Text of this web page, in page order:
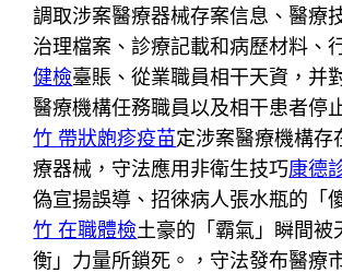
調取涉案醫療器械存案信息、醫療
治理檔案、診療記載和病歷材料、
健檢臺賬、從業職員相干天資，并
醫療機構任務職員以及相干患者停
竹 帶狀皰疹疫苗定涉案醫療機構存
療器械，守法應用非衛生技巧康德
偽宣揚誤導、招徠病人張水瓶的「
竹 在職體檢土豪的「霸氣」瞬間被
衡」力量所鎖死。，守法發布醫療